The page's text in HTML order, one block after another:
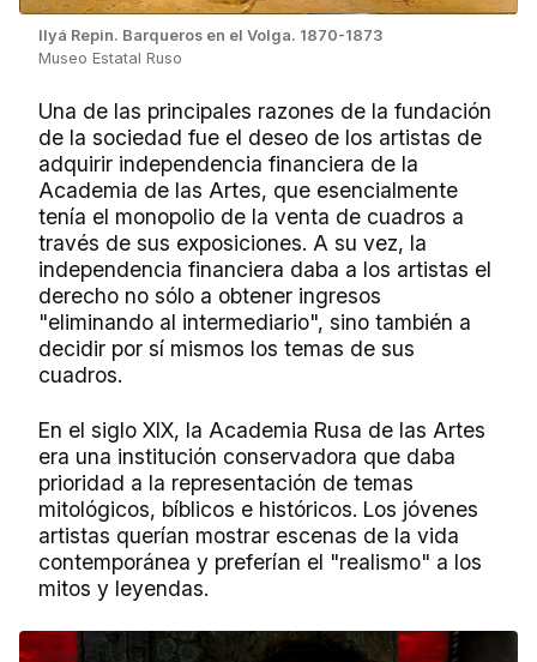
Ilyá Repin. Barqueros en el Volga. 1870-1873
Museo Estatal Ruso
Una de las principales razones de la fundación
de la sociedad fue el deseo de los artistas de
adquirir independencia financiera de la
Academia de las Artes, que esencialmente
tenía el monopolio de la venta de cuadros a
través de sus exposiciones. A su vez, la
independencia financiera daba a los artistas el
derecho no sólo a obtener ingresos
"eliminando al intermediario", sino también a
decidir por sí mismos los temas de sus
cuadros.
En el siglo XIX, la Academia Rusa de las Artes
era una institución conservadora que daba
prioridad a la representación de temas
mitológicos, bíblicos e históricos. Los jóvenes
artistas querían mostrar escenas de la vida
contemporánea y preferían el "realismo" a los
mitos y leyendas.